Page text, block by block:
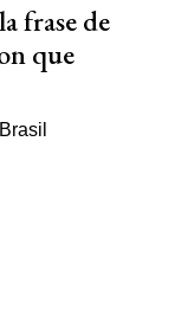
frase de
que